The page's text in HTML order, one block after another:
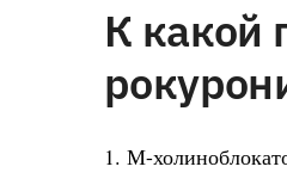
К какой
1. М-